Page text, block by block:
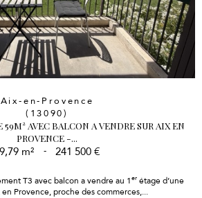
Aix-en-Provence
(13090)
AVEC BALCON A VENDRE SUR AIX EN
PROVENCE -...
m² - 241 500 €
T3 avec balcon a vendre au 1er étage d’une
Provence, proche des commerces,...